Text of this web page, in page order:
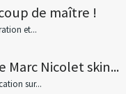
de maître !
et...
Marc Nicolet skin...
sur...